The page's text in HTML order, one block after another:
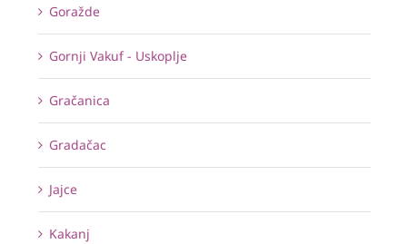
Goražde
Gornji Vakuf - Uskoplje
Gračanica
Gradačac
Jajce
Kakanj